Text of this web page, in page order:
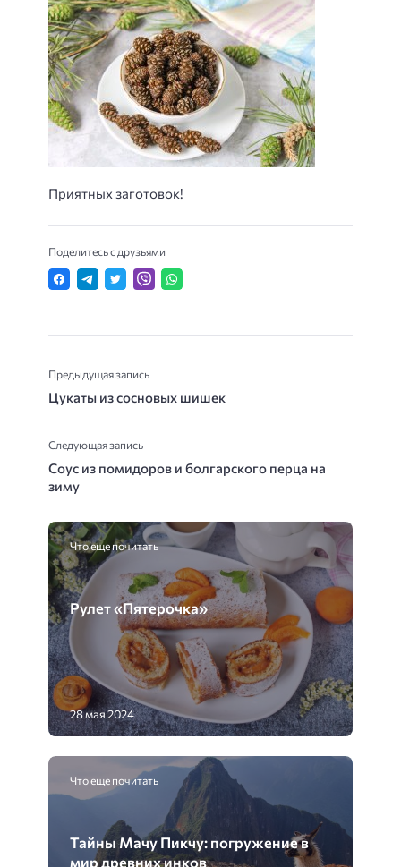
Приятных заготовок!
Поделитесь с друзьями
Предыдущая запись
Цукаты из сосновых шишек
Следующая запись
Соус из помидоров и болгарского перца на
зиму
Что еще почитать
Рулет «Пятерочка»
28 мая 2024
Что еще почитать
Тайны Мачу Пикчу: погружение в
мир древних инков